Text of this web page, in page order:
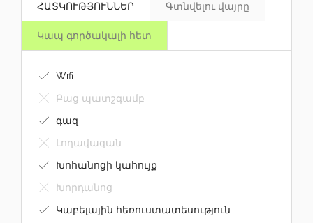
ՀԱՏԿՈՒԹՅՈՒՆՆԵՐ Գտնվելու վայրը
Կապ գործակալի հետ
Wifi
Բաց պատշգամբ
գազ
Լողավազան
Խոհանոցի կահույք
Խորդանոց
Կաբելային հեռուստատեսություն